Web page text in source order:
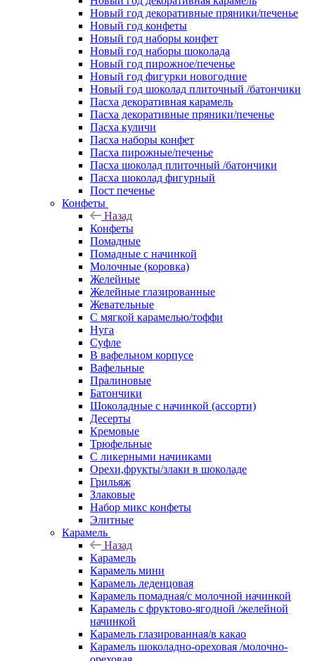
Новый год декоративные пряники/печенье
Новый год конфеты
Новый год наборы конфет
Новый год наборы шоколада
Новый год пирожное/печенье
Новый год фигурки новогодние
Новый год шоколад плиточный /батончики
Пасха декоративная карамель
Пасха декоративные пряники/печенье
Пасха куличи
Пасха наборы конфет
Пасха пирожные/печенье
Пасха шоколад плиточный /батончики
Пасха шоколад фигурный
Пост печенье
Конфеты
Назад
Конфеты
Помадные
Помадные с начинкой
Молочные (коровка)
Желейные
Желейные глазированные
Жевательные
С мягкой карамелью/тоффи
Нуга
Суфле
В вафельном корпусе
Вафельные
Пралиновые
Батончики
Шоколадные с начинкой (ассорти)
Десерты
Кремовые
Трюфельные
С ликерными начинками
Орехи,фрукты/злаки в шоколаде
Грильяж
Злаковые
Набор микс конфеты
Элитные
Карамель
Назад
Карамель
Карамель мини
Карамель леденцовая
Карамель помадная/с молочной начинкой
Карамель с фруктово-ягодной /желейной
начинкой
Карамель глазированная/в какао
Карамель шоколадно-ореховая /молочно-